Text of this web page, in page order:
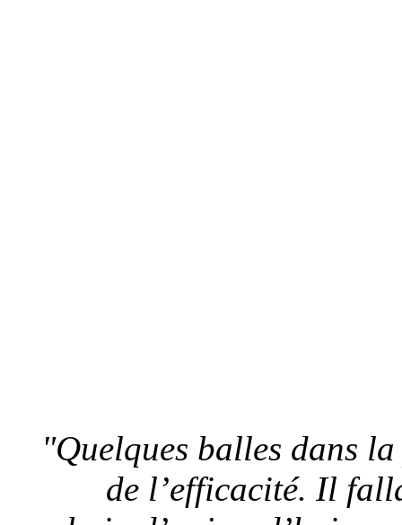
"Quelques balles dans
de l’efficacité. Il